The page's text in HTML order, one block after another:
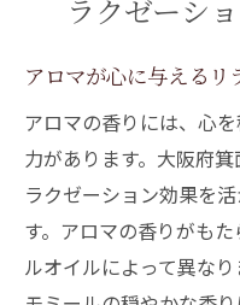
ラクゼーシ
アロマが心に与えるリ
アロマの香りには、心
力があります。大阪府
ラクゼーション効果を
す。アロマの香りがも
ルオイルによって異な